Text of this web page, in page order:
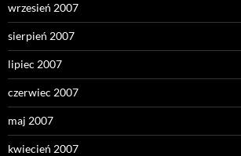
wrzesień 2007
sierpień 2007
lipiec 2007
czerwiec 2007
maj 2007
kwiecień 2007